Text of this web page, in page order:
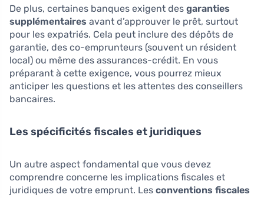
De plus, certaines banques exigent des garanties
supplémentaires avant d’approuver le prêt, surtout
pour les expatriés. Cela peut inclure des dépôts de
garantie, des co-emprunteurs (souvent un résident
local) ou même des assurances-crédit. En vous
préparant à cette exigence, vous pourrez mieux
anticiper les questions et les attentes des conseillers
bancaires.
Les spécificités fiscales et juridiques
Un autre aspect fondamental que vous devez
comprendre concerne les implications fiscales et
juridiques de votre emprunt. Les conventions fiscales